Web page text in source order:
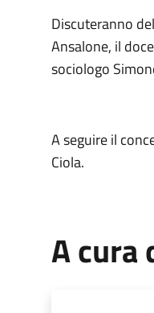
Discuteranno
Ansalone, il
sociologo
A seguire il
Ciola.
A cura